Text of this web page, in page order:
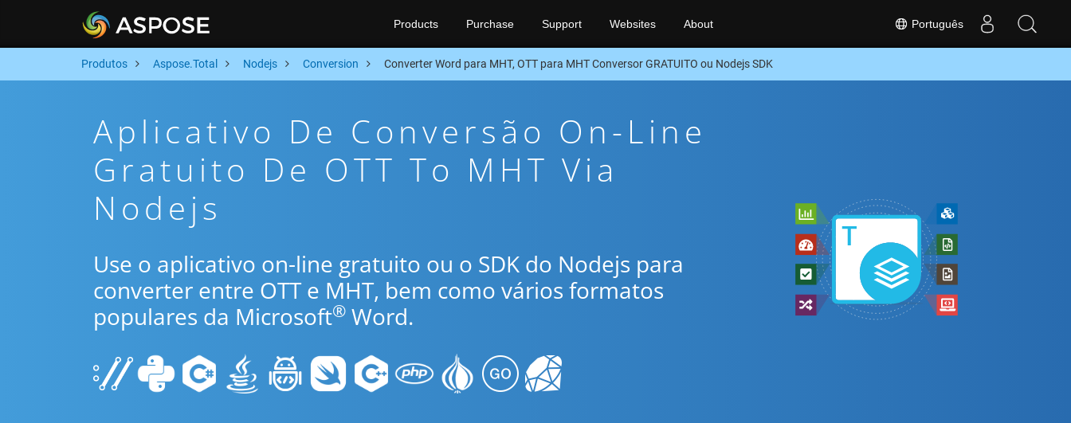
Português
Products Purchase Support Websites About
Produtos Aspose.Total Nodejs Conversion Converter Word para MHT, OTT para MHT Conversor GRATUITO ou Nodejs SDK
Aplicativo De Conversão On-Line
Gratuito De OTT To MHT Via
Nodejs
Use o aplicativo on-line gratuito ou o SDK do Nodejs para
converter entre OTT e MHT, bem como vários formatos
populares da Microsoft® Word.